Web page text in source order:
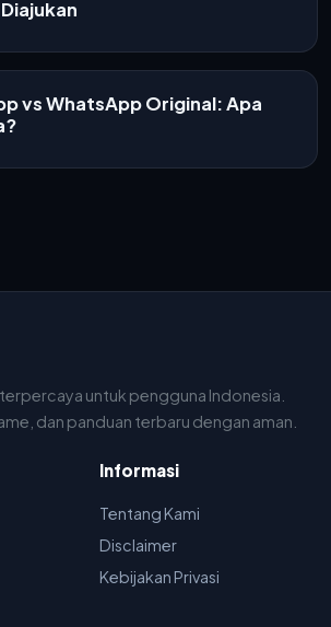
vs WhatsApp Original: Apa
untuk pengguna Indonesia.
dan panduan terbaru dengan aman.
Informasi
Tentang Kami
Disclaimer
Kebijakan Privasi